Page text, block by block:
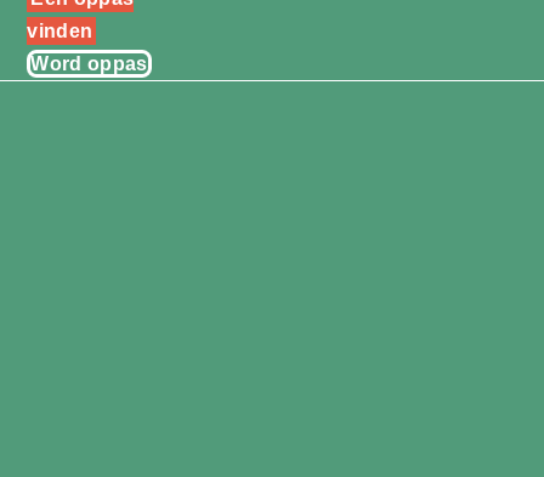
vinden
Word oppas